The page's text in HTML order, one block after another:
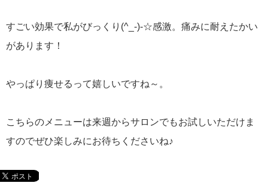
すごい効果で私がびっくり(^_-)-☆感激。痛みに耐えたかい
があります！
やっぱり痩せるって嬉しいですね～。
こちらのメニューは来週からサロンでもお試しいただけま
すのでぜひ楽しみにお待ちくださいね♪